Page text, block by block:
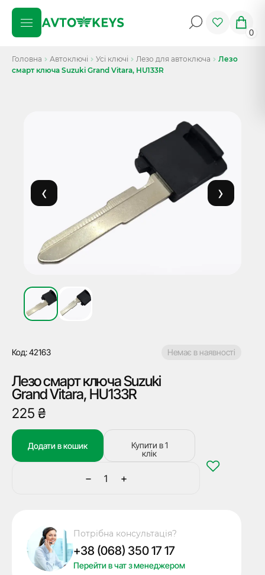
0
Головна Автоключі Усі ключі Лезо для автоключа
Лезо
смарт ключа Suzuki Grand Vitara, HU133R
Код: 42163 Немає в наявності
Лезо смарт ключа Suzuki
Grand Vitara, HU133R
225 ₴
−
Лезо
Grand
Vitara,
HU133R
+
Додати в кошик
Купити в 1
клік
Потрібна консультація?
+38 (068) 350 17 17
Перейти в чат з менеджером